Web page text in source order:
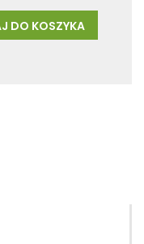
Y60
Cashmere
DO KOSZYKA